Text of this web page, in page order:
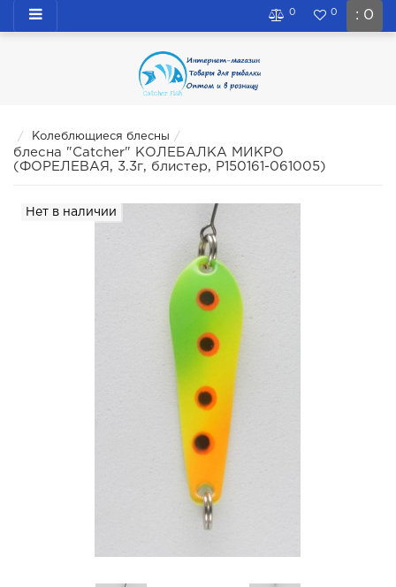
: 0
0 0
Колеблющиеся блесны
блесна "Catcher" КОЛЕБАЛКА МИКРО
(ФОРЕЛЕВАЯ, 3.3г, блистер, P150161-061005)
Нет в наличии